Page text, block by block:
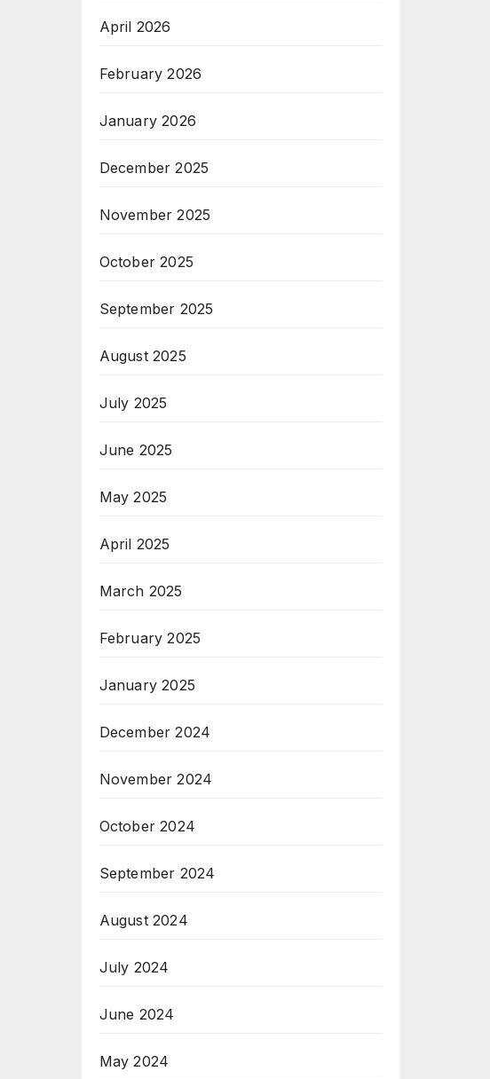
April 2026
February 2026
January 2026
December 2025
November 2025
October 2025
September 2025
August 2025
July 2025
June 2025
May 2025
April 2025
March 2025
February 2025
January 2025
December 2024
November 2024
October 2024
September 2024
August 2024
July 2024
June 2024
May 2024